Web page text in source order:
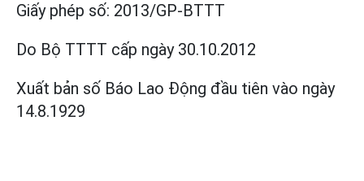
Giấy phép số: 2013/GP-BTTT
Do Bộ TTTT cấp ngày 30.10.2012
Xuất bản số Báo Lao Động đầu tiên vào ngày
14.8.1929